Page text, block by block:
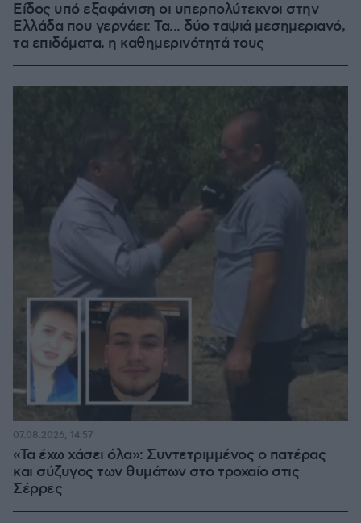
Είδος υπό εξαφάνιση οι υπερπολύτεκνοι στην
Ελλάδα που γερνάει: Τα... δύο ταψιά μεσημεριανό,
τα επιδόματα, η καθημερινότητά τους
«Τα έχω χάσει όλα»: Συντετριμμένος ο πατέρας
και σύζυγος των θυμάτων στο τροχαίο στις
Σέρρες
07.08.2026, 14:57